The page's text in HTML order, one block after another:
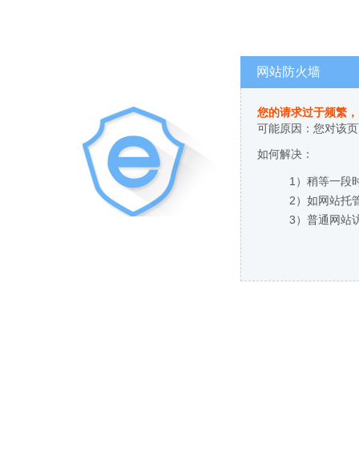
网站防火墙
您的请求过于频繁
可能原因：您对该
如何解决：
1）稍等一段
2）如网站托
3）普通网站